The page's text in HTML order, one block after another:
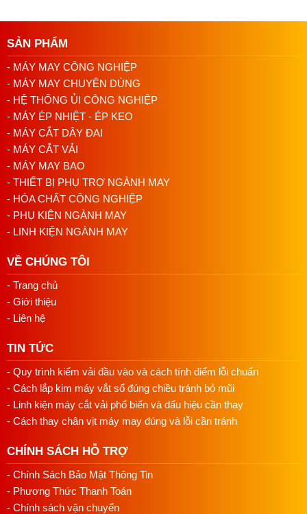
Tại Sao Nên Mua Bàn Ủi Da Tại Công
Ty Thiết Bị May Nam Dương ?
Khi nói đến thiết bị ngành may, việc lựa chọn một đối tác
cung cấp uy tín và chất lượng luôn là mối quan tâm hàng
đầu của mỗi doanh nghiệp. Vậy tại sao bạn nên lựa chọn
Nam Dương làm đối tác của mình?
1. Đối Tác Tin Cậy:
không chỉ đơn thuần là một nhà cung cấp thiết bị. Chúng tôi
xem mình như một đối tác tin cậy, sẵn sàng hỗ trợ và đồng
hành cùng bạn trên mỗi bước đi.
2. Am Hiểu Ngành May:Nhờ vào kiến thức sâu rộng và
kinh nghiệm dày dặn trong ngành may, chúng tôi tự tin giới
thiệu và cung cấp những dòng máy mới mẻ, tiên tiến nhất,
3. Sản Phẩm Chất Lượng:Tất cả sản phẩm chúng tôi
nhập khẩu đều tuân thủ những tiêu chuẩn chất lượng cao,
đảm bảo mang đến cho khách hàng những thiết bị tốt nhất.
bỏ mũi
Linh kiện máy cắt vải phổ biến và dấu hiệu
cần thay
29/07/2026 09:14 AM
SẢN PHẨM
- MÁY MAY CÔNG NGHIỆP
- MÁY MAY CHUYÊN DÙNG
- HỆ THỐNG ỦI CÔNG NGHIỆP
- MÁY ÉP NHIỆT - ÉP KEO
- MÁY CẮT DÂY ĐAI
- MÁY CẮT VẢI
- MÁY MAY BAO
- THIẾT BỊ PHỤ TRỢ NGÀNH MAY
- HÓA CHẤT CÔNG NGHIỆP
- PHỤ KIỆN NGÀNH MAY
- LINH KIỆN NGÀNH MAY
VỀ CHÚNG TÔI
- Trang chủ
- Giới thiệu
- Liên hệ
TIN TỨC
- Quy trình kiểm vải đầu vào và cách tính điểm lỗi chuẩn
- Cách lắp kim máy vắt sổ đúng chiều tránh bỏ mũi
- Linh kiện máy cắt vải phổ biến và dấu hiệu cần thay
- Cách thay chân vịt máy may đúng và lỗi cần tránh
CHÍNH SÁCH HỖ TRỢ
- Chính Sách Bảo Mật Thông Tin
- Phương Thức Thanh Toán
- Chính sách vận chuyển